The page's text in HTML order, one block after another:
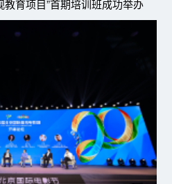
教育项目”首期培训班成功举办